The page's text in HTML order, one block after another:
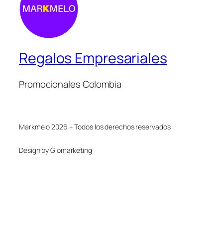
Regalos Empresariales
Promocionales Colombia
Markmelo 2026 – Todos los derechos reservados
Design by Giomarketing